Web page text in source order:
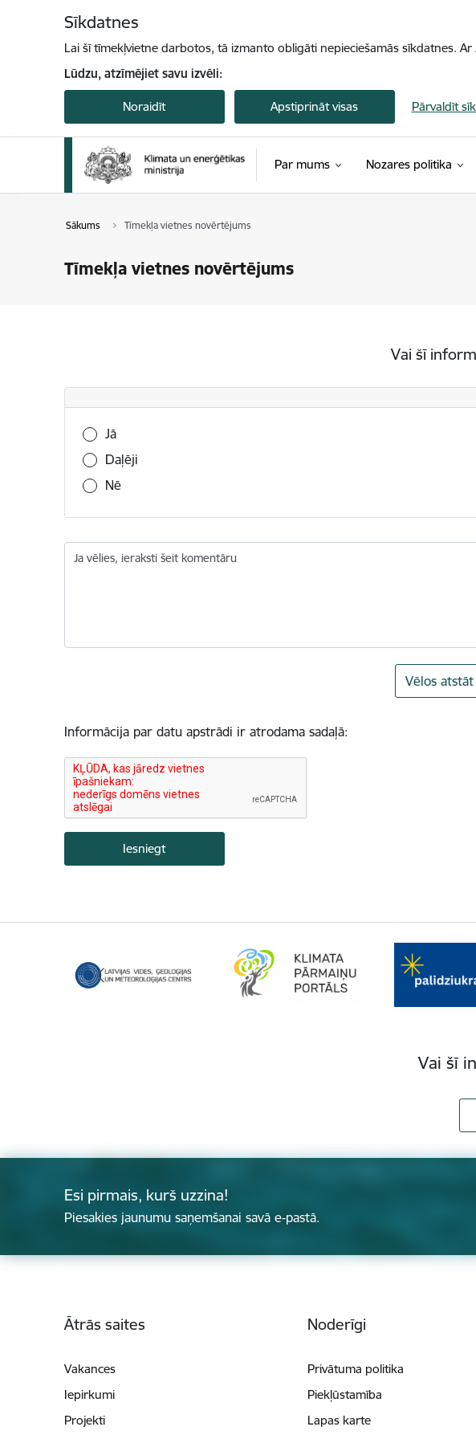
Sīkdatnes
Lai šī tīmekļvietne darbotos, tā izmanto obligāti nepieciešamās sīkdatnes.
Lūdzu, atzīmējiet savu izvēli:
Noraidīt Apstiprināt visas Pārvaldīt
Par mums Nozares politika
Sākums Tīmekļa vietnes novērtējums
Tīmekļa vietnes novērtējums
Vai šī
Vai šī informācija bija noderīga?
Jā
Daļēji
Nē
Ja vēlies, ieraksti šeit komentāru
Vēlos atstāt
Informācija par datu apstrādi ir atrodama sadaļā:
Vai šī
Esi pirmais, kurš uzzina!
Piesakies jaunumu saņemšanai savā e-pastā.
Ātrās saites
Vakances
Iepirkumi
Projekti
Noderīgi
Privātuma politika
Piekļūstamība
Lapas karte